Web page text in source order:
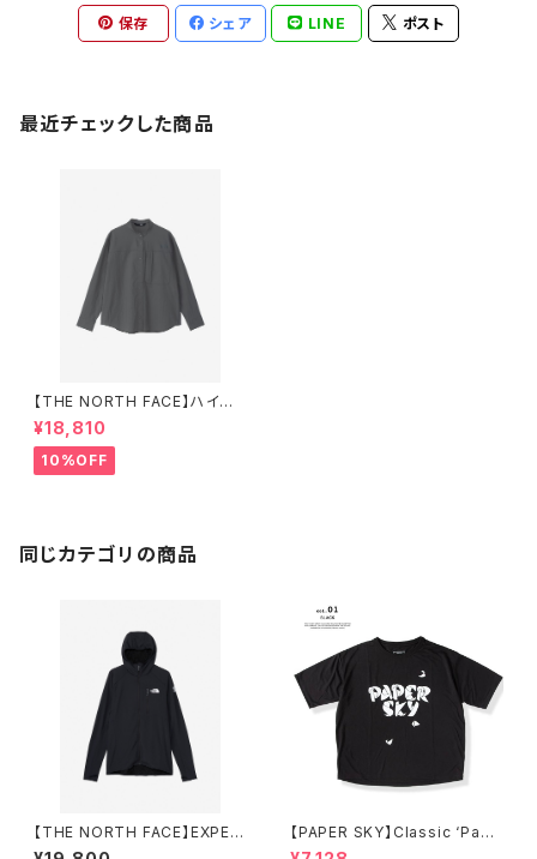
保存 シェア LINE ポスト
最近チェックした商品
【THE NORTH FACE】ハイカ
ーズシャツ（レディース）
¥18,810
10%OFF
同じカテゴリの商品
【THE NORTH FACE】EXPEDI
TION GRID FLEECE FULL ZI
【PAPER SKY】Classic ‘Pape
r Logo’ T-SHIRT